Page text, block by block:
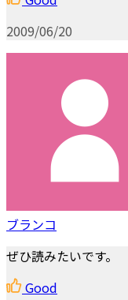
2009/06/20
ブランコ
ぜひ読みたいです。
Good